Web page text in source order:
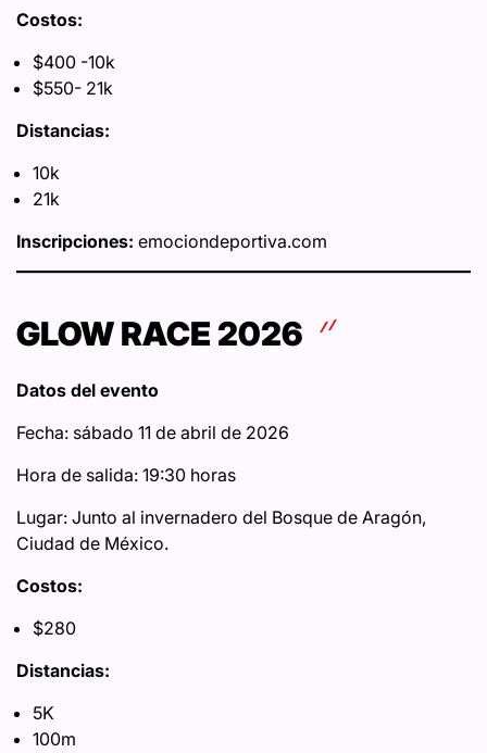
Costos:
$400 -10k
$550- 21k
Distancias:
10k
21k
Inscripciones: emociondeportiva.com
GLOW RACE 2026
Datos del evento
Fecha: sábado 11 de abril de 2026
Hora de salida: 19:30 horas
Lugar: Junto al invernadero del Bosque de Aragón,
Ciudad de México.
Costos:
$280
Distancias:
5K
100m